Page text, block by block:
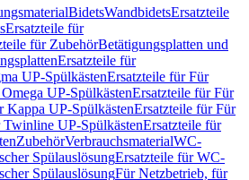
BidetsWandbidetsErsatzteile
Ersatzteile für
für ZubehörBetätigungsplatten und
Ersatzteile für
UP-SpülkästenErsatzteile für Für
UP-SpülkästenErsatzteile für Für
Kappa UP-SpülkästenErsatzteile für Für
Twinline UP-SpülkästenErsatzteile für
ZubehörVerbrauchsmaterialWC-
SpülauslösungErsatzteile für WC-
SpülauslösungFür Netzbetrieb, für